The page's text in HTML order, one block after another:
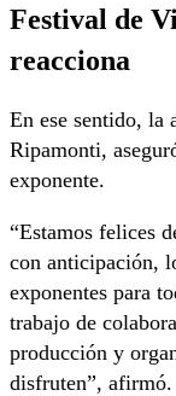
Festival de
reacciona
En ese sentido, la
Ripamonti,
exponente.
“Estamos felices
con anticipación,
exponentes para
trabajo de
producción y
disfruten”, afirmó.